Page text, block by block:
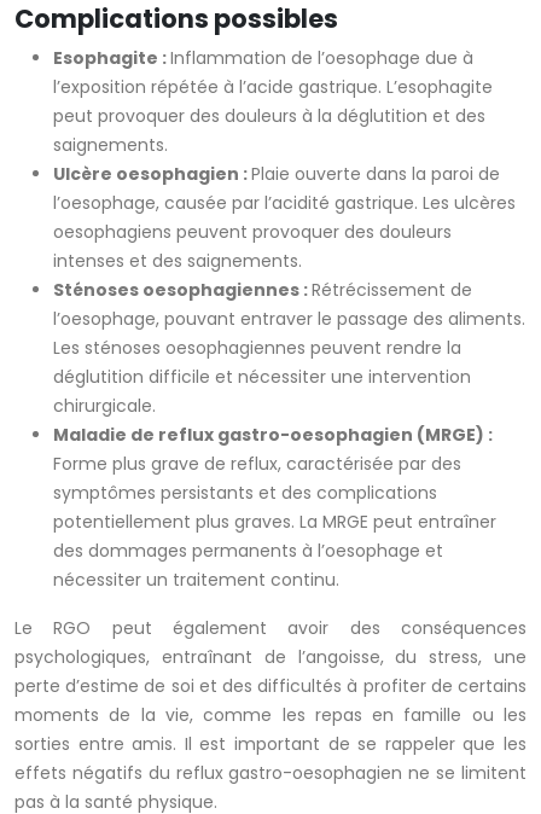
Complications possibles
Esophagite :Inflammation de l’oesophage due à
l’exposition répétée à l’acide gastrique. L’esophagite
peut provoquer des douleurs à la déglutition et des
saignements.
Ulcère oesophagien :Plaie ouverte dans la paroi de
l’oesophage, causée par l’acidité gastrique. Les ulcères
oesophagiens peuvent provoquer des douleurs
intenses et des saignements.
Sténoses oesophagiennes :Rétrécissement de
l’oesophage, pouvant entraver le passage des aliments.
Les sténoses oesophagiennes peuvent rendre la
déglutition difficile et nécessiter une intervention
chirurgicale.
Maladie de reflux gastro-oesophagien (MRGE) :
Forme plus grave de reflux, caractérisée par des
symptômes persistants et des complications
potentiellement plus graves. La MRGE peut entraîner
des dommages permanents à l’oesophage et
nécessiter un traitement continu.
Le RGO peut également avoir des conséquences
psychologiques, entraînant de l’angoisse, du stress, une
perte d’estime de soi et des difficultés à profiter de certains
moments de la vie, comme les repas en famille ou les
sorties entre amis. Il est important de se rappeler que les
effets négatifs du reflux gastro-oesophagien ne se limitent
pas à la santé physique.